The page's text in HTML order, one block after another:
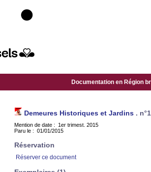
Documentation en Région
Demeures Historiques et Jardins .
Mention de date : 1er trimest. 2015
Paru le : 01/01/2015
Réservation
Réserver ce document